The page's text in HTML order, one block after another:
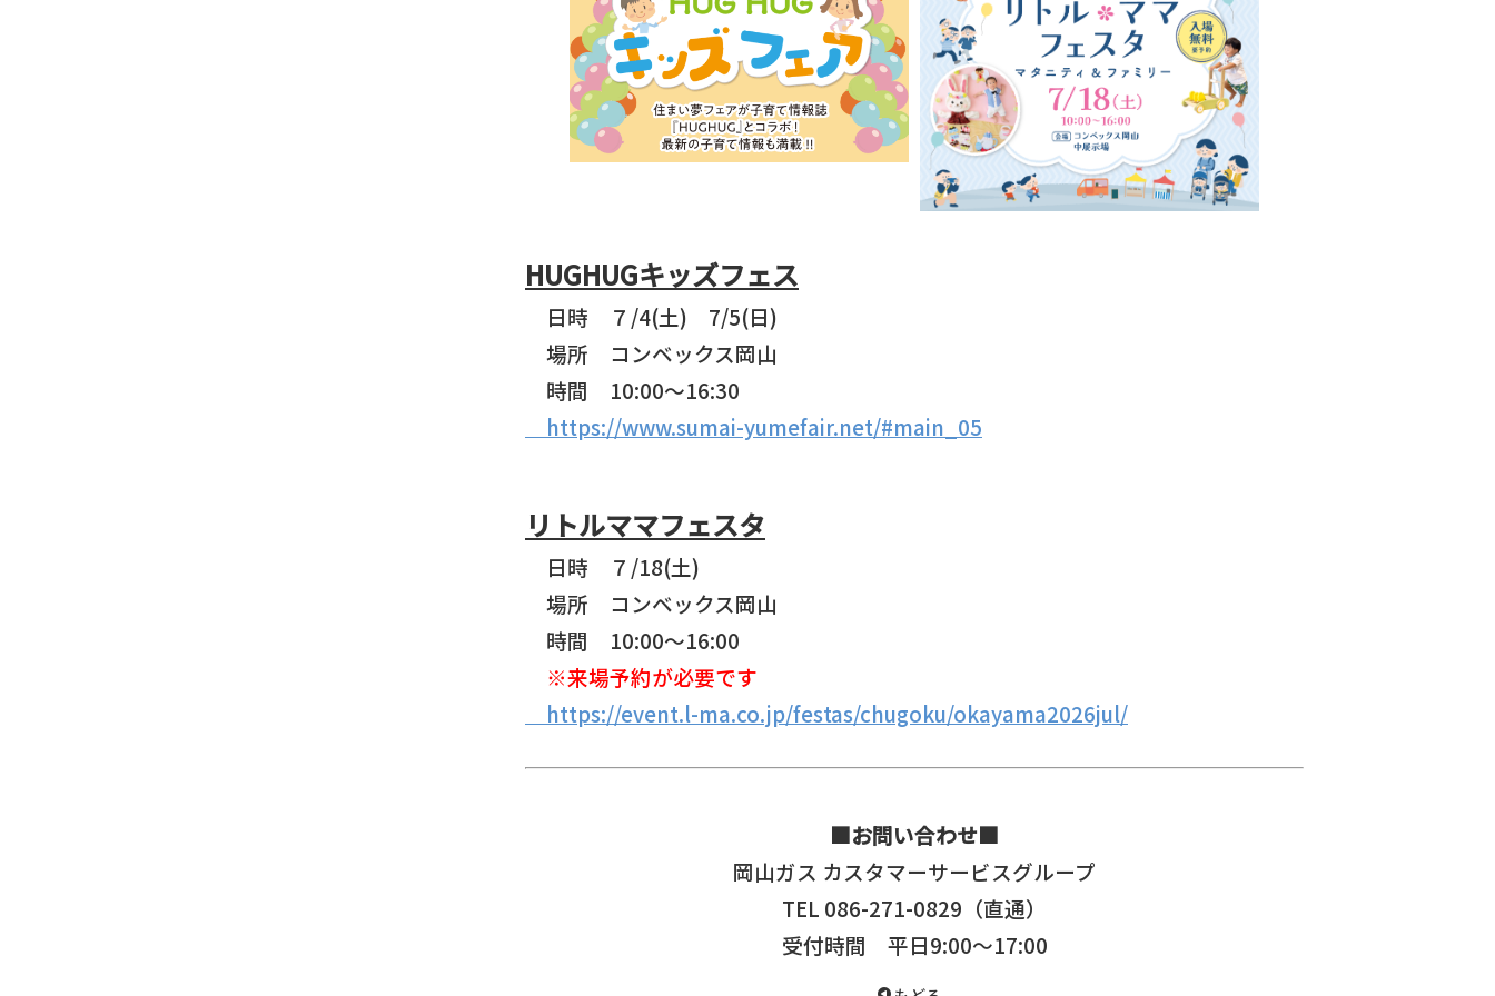
HUGHUGキッズフェス
日時 ７/4(土) 7/5(日)
場所 コンベックス岡山
時間 10:00～16:30
https://www.sumai-yumefair.net/#main_05
リトルママフェスタ
日時 ７/18(土)
場所 コンベックス岡山
時間 10:00～16:00
※来場予約が必要です
https://event.l-ma.co.jp/festas/chugoku/okayama2026jul/
■お問い合わせ■
岡山ガス カスタマーサービスグループ
TEL 086-271-0829（直通）
受付時間 平日9:00～17:00